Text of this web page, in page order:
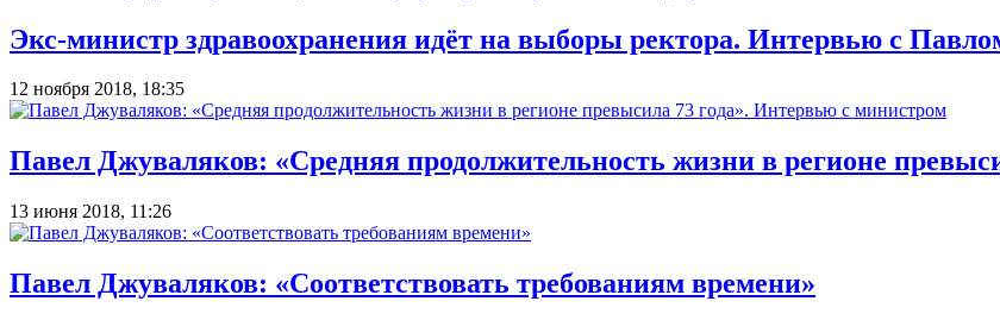
Экс-министр здравоохранения идёт на выборы ректора. Интервью с
12 ноября 2018, 18:35
Павел Джуваляков: «Средняя продолжительность жизни в регионе
13 июня 2018, 11:26
Павел Джуваляков: «Соответствовать требованиям времени»